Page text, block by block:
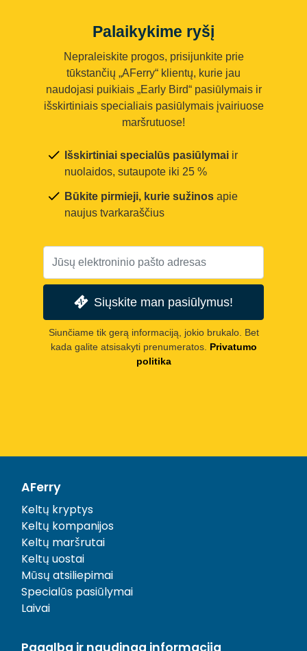
Palaikykime ryšį
Nepraleiskite progos, prisijunkite prie
tūkstančių „AFerry“ klientų, kurie jau
naudojasi puikiais „Early Bird“ pasiūlymais ir
išskirtiniais specialiais pasiūlymais įvairiuose
maršrutuose!
Išskirtiniai specialūs pasiūlymai ir
nuolaidos, sutaupote iki 25 %
Būkite pirmieji, kurie sužinos apie
naujus tvarkaraščius
Siųskite man pasiūlymus!
Siunčiame tik gerą informaciją, jokio brukalo. Bet
kada galite atsisakyti prenumeratos. Privatumo
politika
AFerry
Keltų kryptys
Keltų kompanijos
Keltų maršrutai
Keltų uostai
Mūsų atsiliepimai
Specialūs pasiūlymai
Laivai
Pagalba ir naudinga informacija